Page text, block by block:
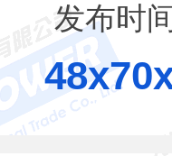
发布时